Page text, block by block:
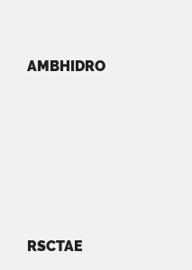
AMBHIDRO
RSCTAE